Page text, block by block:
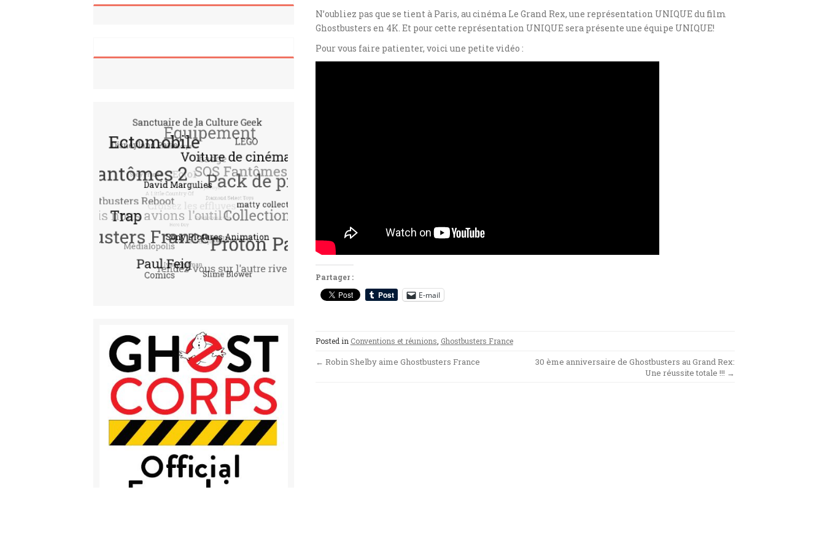
N’oubliez pas que se tient à Paris, au cinéma Le Grand Rex, une représentation UNIQUE du film
Ghostbusters en 4K. Et pour cette représentation UNIQUE sera présente une équipe UNIQUE!
Pour vous faire patienter, voici une petite vidéo :
Partager :
E-mail
Posted in Conventions et réunions Ghostbusters France
Post
← Robin Shelby aime Ghostbusters France
30 ème anniversaire de Ghostbusters au Grand Rex:
Une réussite totale !!! →